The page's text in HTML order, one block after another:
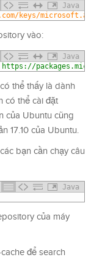
Java
keys/
vào:
Java
https://
thể thấy là dành
có thể cài đặt
của Ubuntu cũng
17.10 của Ubuntu.
bạn cần chạy câu
Java
của máy
để search